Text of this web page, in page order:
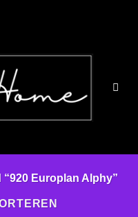
Europlan Alphy”